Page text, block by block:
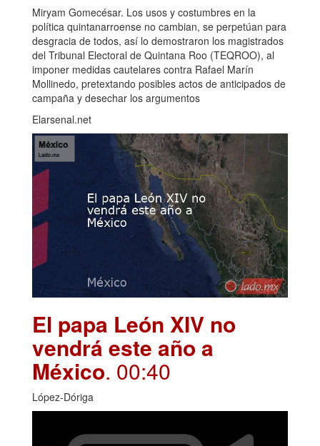
Miryam Gomecésar. Los usos y costumbres en la
política quintanarroense no cambian, se perpetúan para
desgracia de todos, así lo demostraron los magistrados
del Tribunal Electoral de Quintana Roo (TEQROO), al
imponer medidas cautelares contra Rafael Marín
Mollinedo, pretextando posibles actos de anticipados de
campaña y desechar los argumentos
Elarsenal.net
El papa León XIV no
vendrá este año a
México. 00:40
López-Dóriga